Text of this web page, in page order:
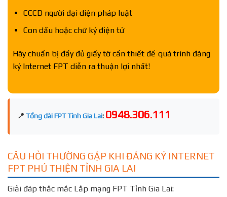
CCCD người đại diện pháp luật
Con dấu hoặc chữ ký điện tử
Hãy chuẩn bị đầy đủ giấy tờ cần thiết để quá trình đăng
ký Internet FPT diễn ra thuận lợi nhất!
📍 Tổng đài FPT Tỉnh Gia Lai: 0948.306.111
CÂU HỎI THƯỜNG GẶP KHI ĐĂNG KÝ INTERNET
FPT PHÚ THIỆN TỈNH GIA LAI
Giải đáp thắc mắc Lắp mạng FPT Tỉnh Gia Lai: